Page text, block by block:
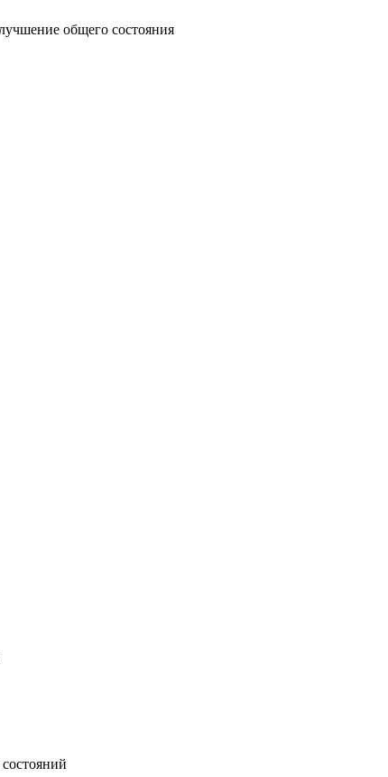
общего состояния